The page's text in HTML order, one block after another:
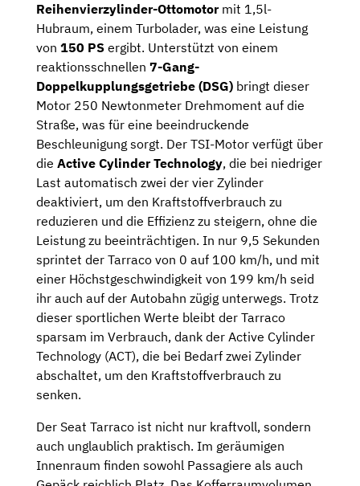
Reihenvierzylinder-Ottomotormit 1,5l-
Hubraum, einem Turbolader, was eine Leistung
von 150 PS ergibt. Unterstützt von einem
reaktionsschnellen 7-Gang-
Doppelkupplungsgetriebe (DSG) bringt dieser
Motor 250 Newtonmeter Drehmoment auf die
Straße, was für eine beeindruckende
Beschleunigung sorgt. Der TSI-Motor verfügt über
die Active Cylinder Technology, die bei niedriger
Last automatisch zwei der vier Zylinder
deaktiviert, um den Kraftstoffverbrauch zu
reduzieren und die Effizienz zu steigern, ohne die
Leistung zu beeinträchtigen. In nur 9,5 Sekunden
sprintet der Tarraco von 0 auf 100 km/h, und mit
einer Höchstgeschwindigkeit von 199 km/h seid
ihr auch auf der Autobahn zügig unterwegs. Trotz
dieser sportlichen Werte bleibt der Tarraco
sparsam im Verbrauch, dank der Active Cylinder
Technology (ACT), die bei Bedarf zwei Zylinder
abschaltet, um den Kraftstoffverbrauch zu
senken.
Der Seat Tarraco ist nicht nur kraftvoll, sondern
auch unglaublich praktisch. Im geräumigen
Innenraum finden sowohl Passagiere als auch